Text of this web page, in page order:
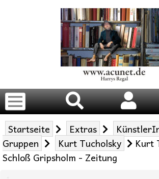
Startseite Extras
Gruppen
Kurt Tucholsky
Kurt
Schloß Gripsholm - Zeitung